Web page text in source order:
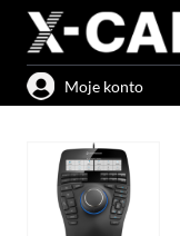
Przejdź
treści
Moje konto